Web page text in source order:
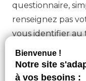
questionnaire,
renseignez pas
vous identifier au
réponses seront
Caisse nationale
(CNSA).